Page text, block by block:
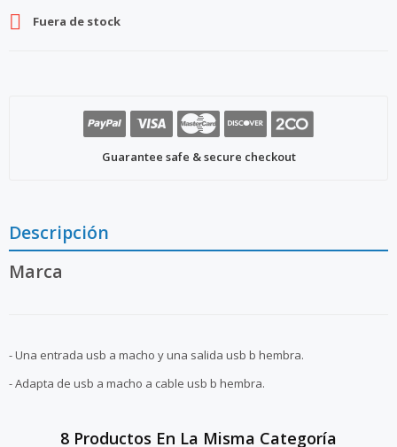
 Fuera de stock
Guarantee safe & secure checkout
Descripción
Marca
- Una entrada usb a macho y una salida usb b hembra.
- Adapta de usb a macho a cable usb b hembra.
8 Productos En La Misma Categoría